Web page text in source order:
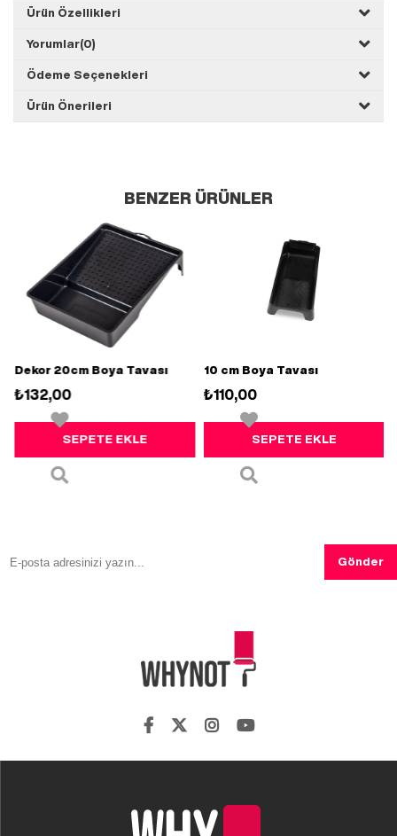
Ürün Özellikleri
Yorumlar(0)
Ödeme Seçenekleri
Ürün Önerileri
BENZER ÜRÜNLER
Dekor 20cm Boya Tavası
₺132,00
SEPETE EKLE
10 cm Boya Tavası
₺110,00
SEPETE EKLE
Gönder